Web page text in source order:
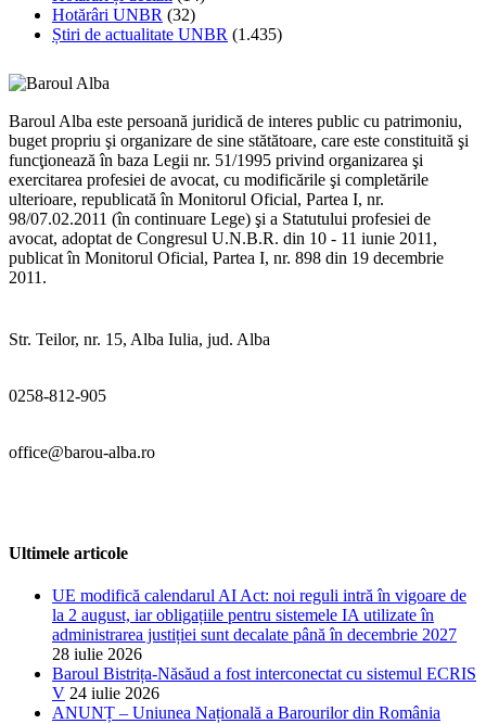
Hotărâri UNBR (32)
Știri de actualitate UNBR (1.435)
Baroul Alba este persoană juridică de interes public cu patrimoniu,
buget propriu şi organizare de sine stătătoare, care este constituită şi
funcţionează în baza Legii nr. 51/1995 privind organizarea şi
exercitarea profesiei de avocat, cu modificările şi completările
ulterioare, republicată în Monitorul Oficial, Partea I, nr.
98/07.02.2011 (în continuare Lege) şi a Statutului profesiei de
avocat, adoptat de Congresul U.N.B.R. din 10 - 11 iunie 2011,
publicat în Monitorul Oficial, Partea I, nr. 898 din 19 decembrie
2011.
Str. Teilor, nr. 15, Alba Iulia, jud. Alba
0258-812-905
office@barou-alba.ro
Ultimele articole
UE modifică calendarul AI Act: noi reguli intră în vigoare de
la 2 august, iar obligațiile pentru sistemele IA utilizate în
administrarea justiției sunt decalate până în decembrie 2027
28 iulie 2026
Baroul Bistrița-Năsăud a fost interconectat cu sistemul ECRIS
V 24 iulie 2026
ANUNȚ – Uniunea Națională a Barourilor din România